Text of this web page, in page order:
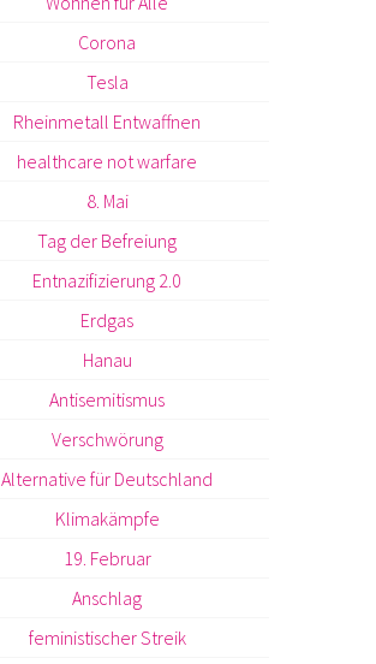
Corona
Tesla
Rheinmetall Entwaffnen
healthcare not warfare
8. Mai
Tag der Befreiung
Entnazifizierung 2.0
Erdgas
Hanau
Antisemitismus
Verschwörung
Alternative für Deutschland
Klimakämpfe
19. Februar
Anschlag
feministischer Streik